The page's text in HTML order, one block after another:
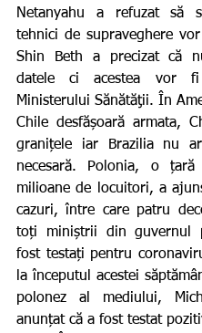
Netanyahu a refuzat să
tehnici de supraveghere
Shin Beth a precizat că
datele ci acestea vor fi
Ministerului Sănătăţii. În
Chile desfășoară armata,
granițele iar Brazilia nu
necesară. Polonia, o
milioane de locuitori, a
cazuri, între care patru
toți miniștrii din guvernul
fost testați pentru
la începutul acestei
polonez al mediului,
anunțat că a fost testat